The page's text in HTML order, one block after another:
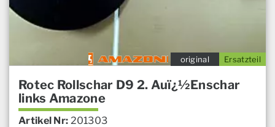
Ersatzteil
original
Rotec Rollschar D9 2. Auï¿½Enschar
links Amazone
Artikel Nr: 201303